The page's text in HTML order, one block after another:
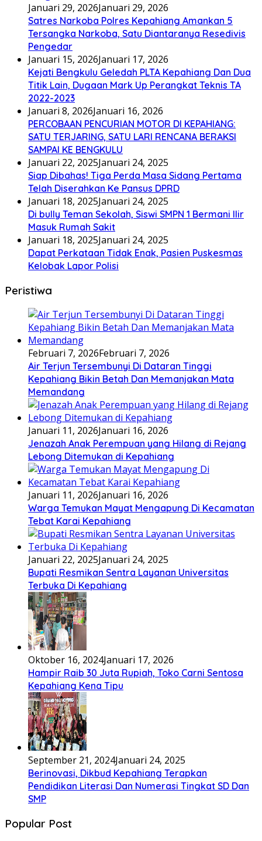
Januari 29, 2026Januari 29, 2026
Satres Narkoba Polres Kepahiang Amankan 5
Tersangka Narkoba, Satu Diantaranya Resedivis
Pengedar
Januari 15, 2026Januari 17, 2026
Kejati Bengkulu Geledah PLTA Kepahiang Dan Dua
Titik Lain, Dugaan Mark Up Perangkat Teknis TA
2022-2023
Januari 8, 2026Januari 16, 2026
PERCOBAAN PENCURIAN MOTOR DI KEPAHIANG:
SATU TERJARING, SATU LARI RENCANA BERAKSI
SAMPAI KE BENGKULU
Januari 22, 2025Januari 24, 2025
Siap Dibahas! Tiga Perda Masa Sidang Pertama
Telah Diserahkan Ke Pansus DPRD
Januari 18, 2025Januari 24, 2025
Di bully Teman Sekolah, Siswi SMPN 1 Bermani Ilir
Masuk Rumah Sakit
Januari 18, 2025Januari 24, 2025
Dapat Perkataan Tidak Enak, Pasien Puskesmas
Kelobak Lapor Polisi
Peristiwa
Februari 7, 2026Februari 7, 2026
Air Terjun Tersembunyi Di Dataran Tinggi
Kepahiang Bikin Betah Dan Memanjakan Mata
Memandang
Januari 11, 2026Januari 16, 2026
Jenazah Anak Perempuan yang Hilang di Rejang
Lebong Ditemukan di Kepahiang
Januari 11, 2026Januari 16, 2026
Warga Temukan Mayat Mengapung Di Kecamatan
Tebat Karai Kepahiang
Januari 22, 2025Januari 24, 2025
Bupati Resmikan Sentra Layanan Universitas
Terbuka Di Kepahiang
Oktober 16, 2024Januari 17, 2026
Hampir Raib 30 Juta Rupiah, Toko Carni Sentosa
Kepahiang Kena Tipu
September 21, 2024Januari 24, 2025
Berinovasi, Dikbud Kepahiang Terapkan
Pendidikan Literasi Dan Numerasi Tingkat SD Dan
SMP
Popular Post